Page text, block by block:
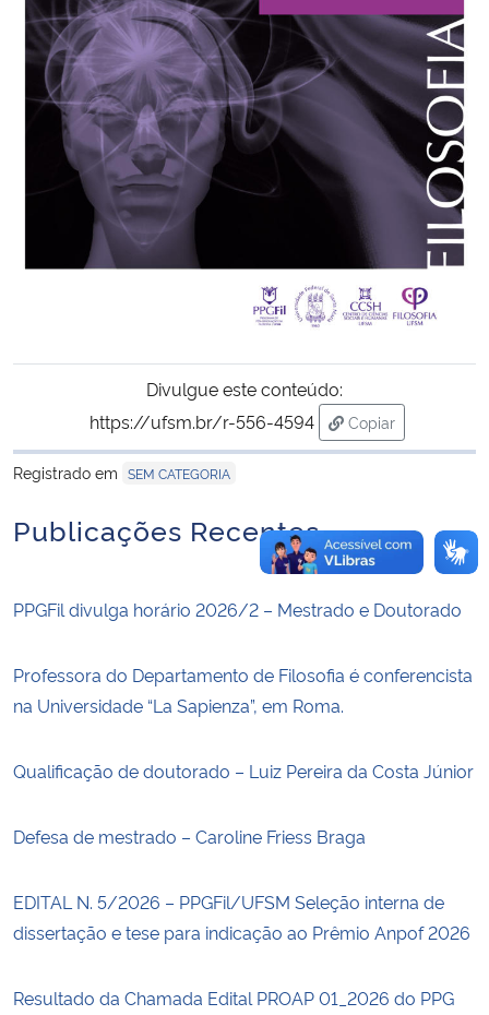
Ministério da Mulher, da Família e dos Direitos Humanos
Secretaria-Geral
Secretaria de Governo
Gabinete de Segurança Institucional
Advocacia-Geral da União
Divulgue este conteúdo:
https://ufsm.br/r-556-4594
Copiar
para área de
Registrado em SEM CATEGORIA
Publicações Recentes
PPGFil divulga horário 2026/2 – Mestrado e Doutorado
Professora do Departamento de Filosofia é conferencista
na Universidade “La Sapienza”, em Roma.
Qualificação de doutorado – Luiz Pereira da Costa Júnior
Defesa de mestrado – Caroline Friess Braga
EDITAL N. 5/2026 – PPGFil/UFSM Seleção interna de
dissertação e tese para indicação ao Prêmio Anpof 2026
Resultado da Chamada Edital PROAP 01_2026 do PPG